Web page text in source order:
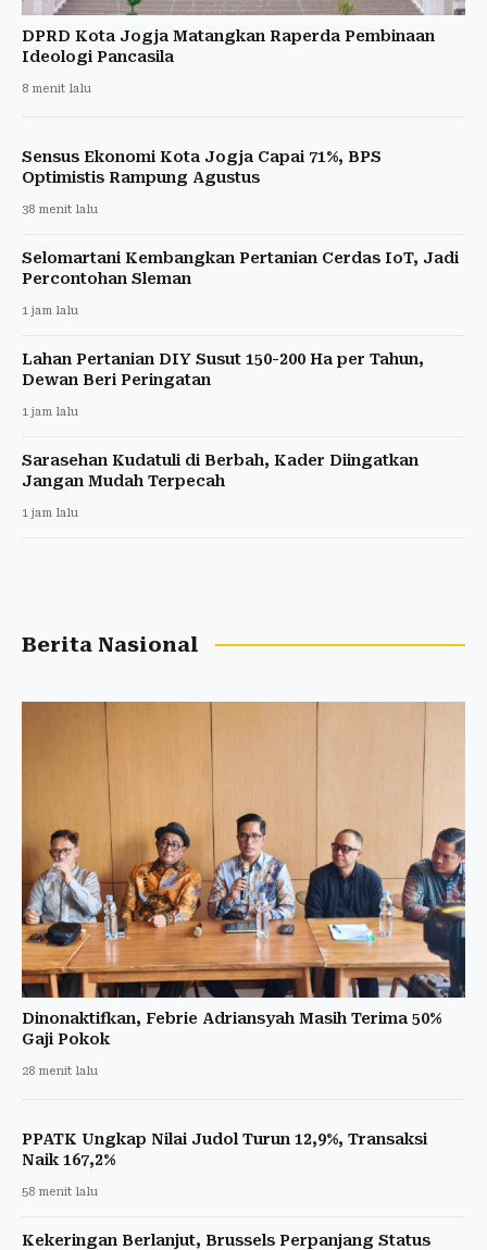
DPRD Kota Jogja Matangkan Raperda Pembinaan
Ideologi Pancasila
8 menit lalu
Sensus Ekonomi Kota Jogja Capai 71%, BPS
Optimistis Rampung Agustus
38 menit lalu
Selomartani Kembangkan Pertanian Cerdas IoT, Jadi
Percontohan Sleman
1 jam lalu
Lahan Pertanian DIY Susut 150-200 Ha per Tahun,
Dewan Beri Peringatan
1 jam lalu
Sarasehan Kudatuli di Berbah, Kader Diingatkan
Jangan Mudah Terpecah
1 jam lalu
Berita Nasional
Dinonaktifkan, Febrie Adriansyah Masih Terima 50%
Gaji Pokok
28 menit lalu
PPATK Ungkap Nilai Judol Turun 12,9%, Transaksi
Naik 167,2%
58 menit lalu
Kekeringan Berlanjut, Brussels Perpanjang Status